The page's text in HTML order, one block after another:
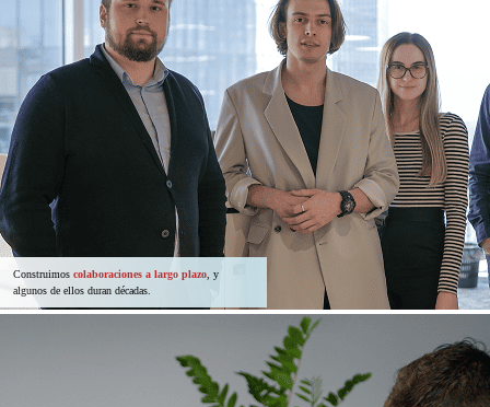
Construimos colaboraciones a largo plazo , y
algunos de ellos duran décadas.